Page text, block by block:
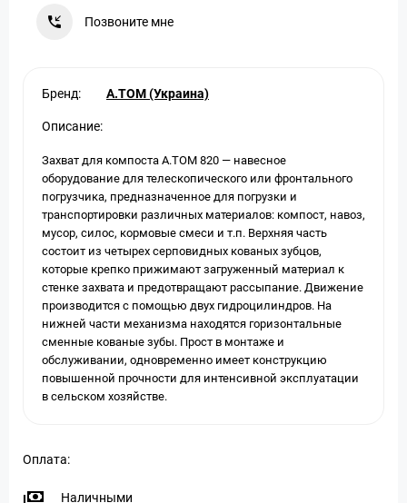
Позвоните мне
Бренд: A.TOM (Украина)
Описание:
Захват для компоста А.ТОМ 820 — навесное
оборудование для телескопического или фронтального
погрузчика, предназначенное для погрузки и
транспортировки различных материалов: компост, навоз,
мусор, силос, кормовые смеси и т.п. Верхняя часть
состоит из четырех серповидных кованых зубцов,
которые крепко прижимают загруженный материал к
стенке захвата и предотвращают рассыпание. Движение
производится с помощью двух гидроцилиндров. На
нижней части механизма находятся горизонтальные
сменные кованые зубы. Прост в монтаже и
обслуживании, одновременно имеет конструкцию
повышенной прочности для интенсивной эксплуатации
в сельском хозяйстве.
Оплата:
Наличными